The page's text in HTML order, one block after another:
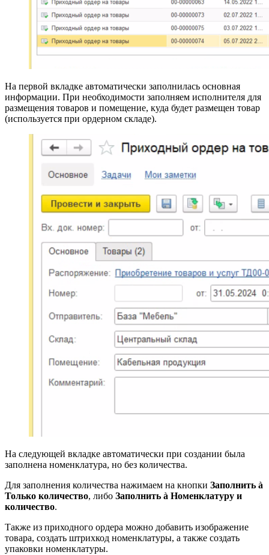
На первой вкладке автоматически заполнилась основная
информации. При необходимости заполняем исполнителя для
размещения товаров и помещение, куда будет размещен товар
(используется при ордерном складе).
На следующей вкладке автоматически при создании была
заполнена номенклатура, но без количества.
Для заполнения количества нажимаем на кнопки Заполнить à
Только количество, либо Заполнить à Номенклатуру и
количество.
Также из приходного ордера можно добавить изображение
товара, создать штрихкод номенклатуры, а также создать
упаковки номенклатуры.